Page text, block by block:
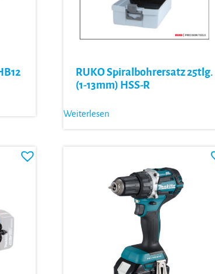
RUKO Spiralbohrersatz 25tlg.
(1-13mm) HSS-R
Weiterlesen